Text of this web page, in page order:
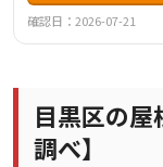
す。工事後のお客
おり、リピータ
確認日：2026-07-21
目黒区の
調べ】